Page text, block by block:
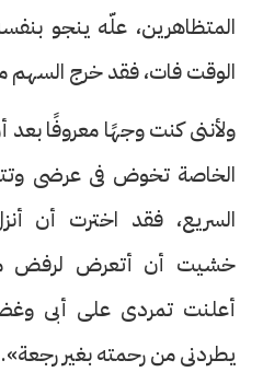
المتظاهرين، علّه ينجو
الوقت فات، فقد خرج السهم
ولأننى كنت وجهًا معروفًا
الخاصة تخوض فى عرضى
السريع، فقد اخترت أن
خشيت أن أتعرض لرفض
أعلنت تمردى على أبى
يطردنى من رحمته بغير رجعة».